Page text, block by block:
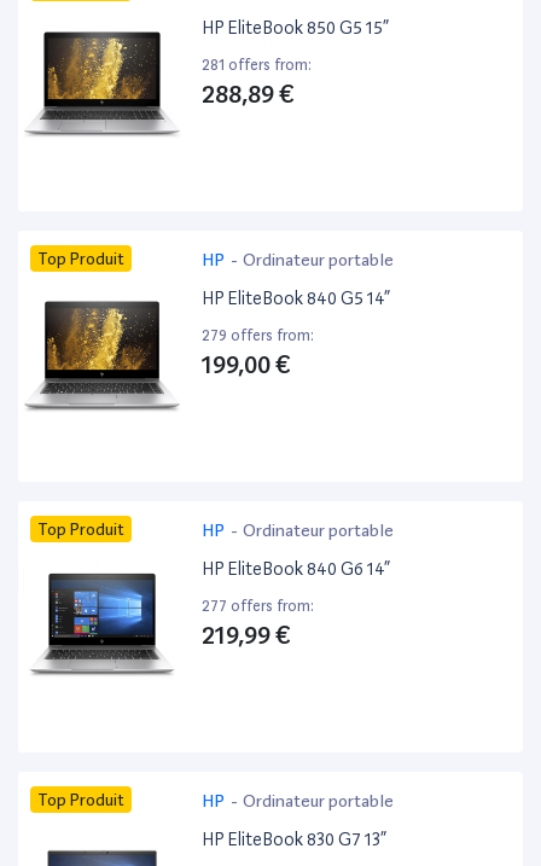
HP EliteBook 850 G5 15”
281 offers from:
288,89 €
Top Produit HP - Ordinateur portable
HP EliteBook 840 G5 14”
279 offers from:
199,00 €
Top Produit HP - Ordinateur portable
HP EliteBook 840 G6 14”
277 offers from:
219,99 €
Top Produit HP - Ordinateur portable
HP EliteBook 830 G7 13”